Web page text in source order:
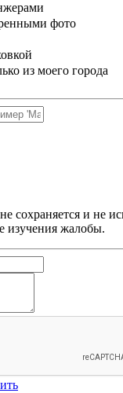
фото
из моего города
сохраняется и не
изучения жалобы.